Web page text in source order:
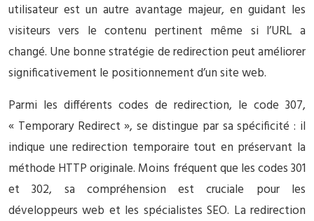
utilisateur est un autre avantage majeur, en guidant les
visiteurs vers le contenu pertinent même si l’URL a
changé. Une bonne stratégie de redirection peut améliorer
significativement le positionnement d’un site web.
Parmi les différents codes de redirection, le code 307,
« Temporary Redirect », se distingue par sa spécificité : il
indique une redirection temporaire tout en préservant la
méthode HTTP originale. Moins fréquent que les codes 301
et 302, sa compréhension est cruciale pour les
développeurs web et les spécialistes SEO. La redirection